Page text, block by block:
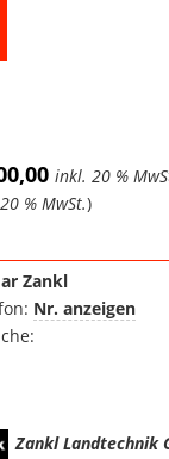
inkl. 20 %
% MwSt.)
Zankl
Nr. anzeigen
Zankl Landtechnik